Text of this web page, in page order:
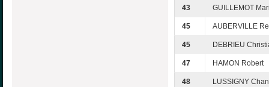
43 GUILLEMOT
45 AUBERVILLE
45 DEBRIEU
47 HAMON Robert
48 LUSSIGNY